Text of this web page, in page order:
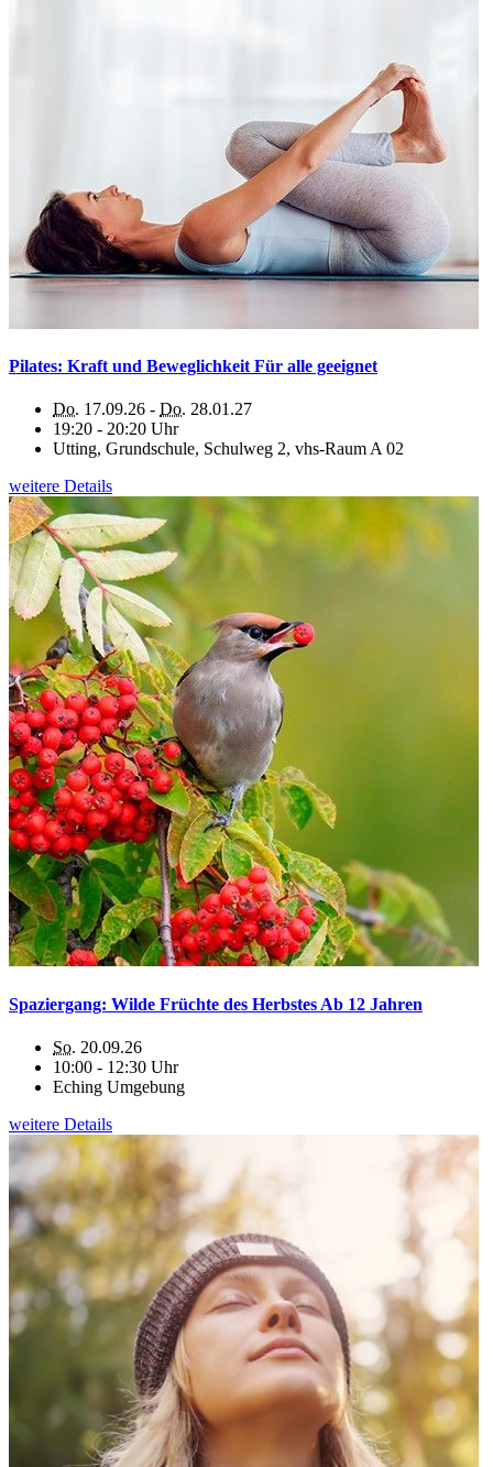
Pilates: Kraft und Beweglichkeit Für alle geeignet
Do. 17.09.26 - Do. 28.01.27
19:20 - 20:20 Uhr
Utting, Grundschule, Schulweg 2, vhs-Raum A 02
weitere Details
Spaziergang: Wilde Früchte des Herbstes Ab 12 Jahren
So. 20.09.26
10:00 - 12:30 Uhr
Eching Umgebung
weitere Details